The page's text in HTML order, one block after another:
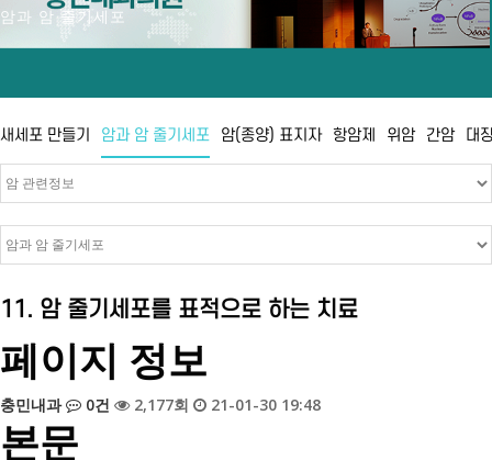
암과 암 줄기세포
새세포 만들기 암과 암 줄기세포 암(종양) 표지자 항암제 위암 간암 대
11. 암 줄기세포를 표적으로 하는 치료
페이지 정보
충민내과 0건 2,177회 21-01-30 19:48
본문